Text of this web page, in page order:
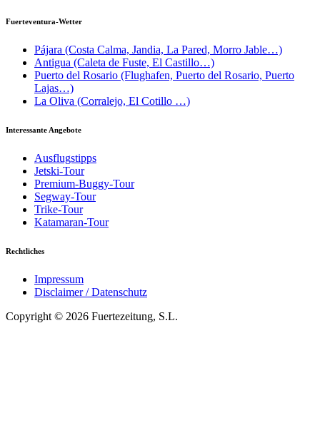
Fuerteventura-Wetter
Pájara (Costa Calma, Jandia, La Pared, Morro Jable…)
Antigua (Caleta de Fuste, El Castillo…)
Puerto del Rosario (Flughafen, Puerto del Rosario, Puerto
Lajas…)
La Oliva (Corralejo, El Cotillo …)
Interessante Angebote
Ausflugstipps
Jetski-Tour
Premium-Buggy-Tour
Segway-Tour
Trike-Tour
Katamaran-Tour
Rechtliches
Impressum
Disclaimer / Datenschutz
Copyright © 2026 Fuertezeitung, S.L.